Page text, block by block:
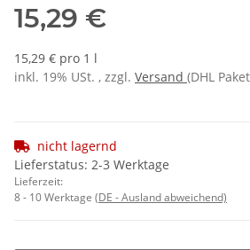
15,29 €
15,29 € pro 1 l
inkl. 19% USt. , zzgl. Versand (DHL
nicht lagernd
Lieferstatus: 2-3 Werktage
Lieferzeit:
8 - 10 Werktage (DE - Ausland abweichend)